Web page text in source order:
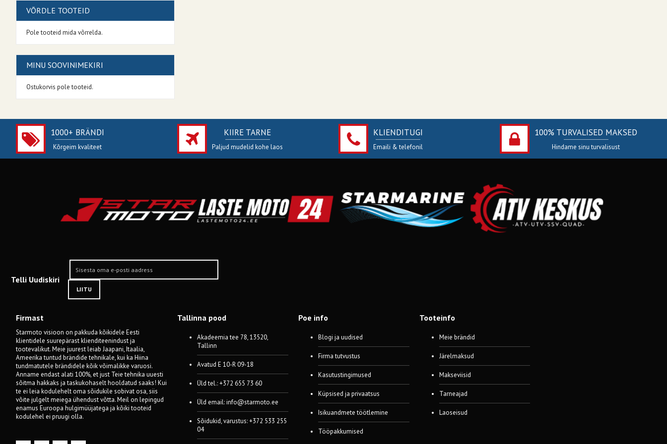
VÕRDLE TOOTEID
Pole tooteid mida võrrelda.
MINU SOOVINIMEKIRI
Ostukorvis pole tooteid.
1000+ BRÄNDI
Kõrgeim kvaliteet
KIIRE TARNE
Paljud mudelid kohe laos
KLIENDITUGI
Emaili & telefonil
100% TURVALISED MAKSED
Hindame sinu turvalisust
Telli Uudiskiri
LIITU
Firmast
Starmoto visioon on pakkuda kõikidele Eesti
klientidele suurepärast klienditeenindust ja
tootevalikut. Meie juurest leiab Jaapani, Itaalia,
Ameerika tuntud brändide tehnikale, kui ka Hiina
tundmatutele brändidele kõik võimalikke varuosi.
Anname endast alati 100%, et just Teie tehnika uuesti
sõitma hakkaks ja taskukohaselt hooldatud saaks! Kui
te ei leia kodulehelt oma sõidukile sobivat osa, siis
võite julgelt meiega ühendust võtta. Meil on lepingud
enamus Euroopa hulgimüüjatega ja kõiki tooteid
kodulehel ei pruugi olla.
Tallinna pood
Akadeemia tee 78, 13520,
Tallinn
Avatud E 10-R 09-18
Üld tel.: +372 655 73 60
Üld email:info@starmoto.ee
Sõidukid, varustus: +372 533 255
04
Poe info
Blogi ja uudised
Firma tutvustus
Kasutustingimused
Küpsised ja privaatsus
Isikuandmete töötlemine
Tööpakkumised
Tooteinfo
Meie brändid
Järelmaksud
Makseviisid
Tarneajad
Laoseisud